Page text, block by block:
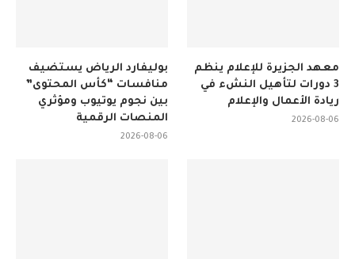
بوليفارد الرياض يستضيف
منافسات “كأس المحتوى”
بين نجوم يوتيوب ومؤثري
المنصات الرقمية
2026-08-06
معهد الجزيرة للإعلام ينظم
3 دورات لتأهيل النشء في
ريادة الأعمال والإعلام
2026-08-06